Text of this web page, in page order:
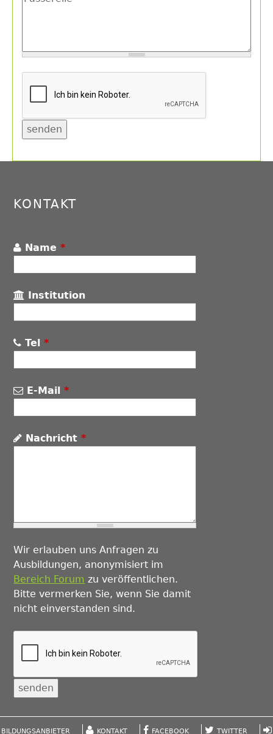
to
KONTAKT
Name*
Institution
Tel*
E-Mail*
Nachricht*
Wir erlauben uns Anfragen zu
Ausbildungen, anonymisiert im
Bereich Forum zu veröffentlichen.
Bitte vermerken Sie, wenn Sie damit
nicht einverstanden sind.
BILDUNGSANBIETER KONTAKT FACEBOOK TWITTER